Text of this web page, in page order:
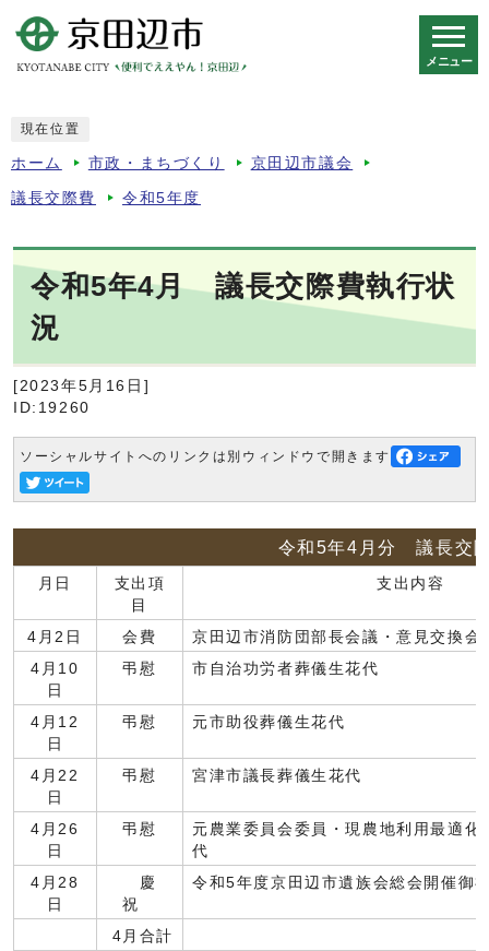
メニュー
現在位置
ホーム 市政・まちづくり 京田辺市議会
議長交際費 令和5年度
令和5年4月 議長交際費執行状
況
[2023年5月16日]
ID:19260
ソーシャルサイトへのリンクは別ウィンドウで開きます
令和5年4月分 議長交
月日
支出項
目
支出内容
4月2日 会費
京田辺市消防団部長会議・意見交換会
4月10
日
弔慰 市自治功労者葬儀生花代
4月12
日
弔慰 元市助役葬儀生花代
4月22
日
弔慰 宮津市議長葬儀生花代
4月26
日
弔慰
元農業委員会委員・現農地利用最適化
代
4月28
日
慶
祝
令和5年度京田辺市遺族会総会開催御
4月合計